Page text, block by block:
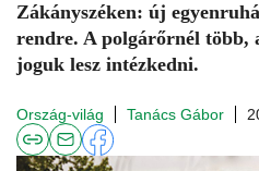
Zákányszéken: új
rendre. A polgárőrnél több,
joguk lesz intézkedni.
Ország-világ Tanács Gábor